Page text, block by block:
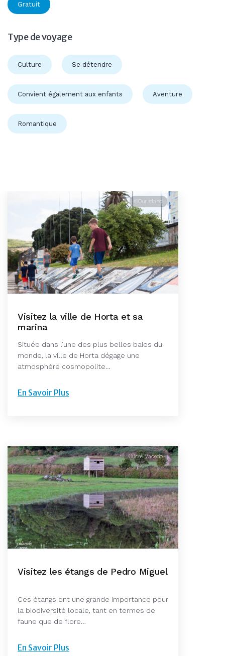
Gratuit
Type de voyage
Culture Se détendre
Convient également aux enfants Aventure
Romantique
©Our Island
Visitez la ville de Horta et sa
marina
Située dans l’une des plus belles baies du
monde, la ville de Horta dégage une
atmosphère cosmopolite…
En Savoir Plus
©José Macedo
Visitez les étangs de Pedro Miguel
Ces étangs ont une grande importance pour
la biodiversité locale, tant en termes de
faune que de flore…
En Savoir Plus